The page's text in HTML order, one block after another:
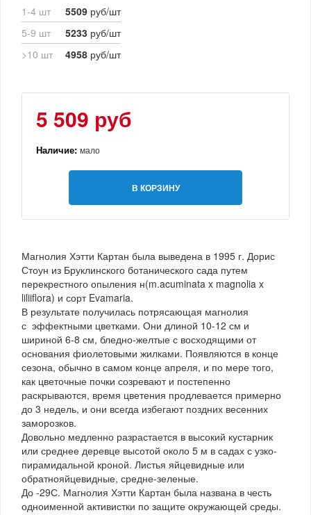
1-4 шт 5509 руб/шт
5-9 шт
5233 руб/шт
>10 шт
4958 руб/шт
5 509 руб
Наличие: мало
В КОРЗИНУ
Магнолия Хэтти Картан была выведена в 1995 г. Дорис
Стоун из Бруклинского ботанического сада путем
перекрестного опыления н(m.acuminata x magnolia x
liliiflora) и сорт Evamaria.
В результате получилась потрясающая магнолия
с эффектными цветками. Они длиной 10-12 см и
шириной 6-8 см, бледно-желтые с восходящими от
основания фиолетовыми жилками. Появляются в конце
сезона, обычно в самом конце апреля, и по мере того,
как цветочные почки созревают и постепенно
раскрываются, время цветения продлевается примерно
до 3 недель, и они всегда избегают поздних весенних
заморозков.
Довольно медленно разрастается в высокий кустарник
или среднее деревце высотой около 5 м в садах с узко-
пирамидальной кроной. Листья яйцевидные или
обратнояйцевидные, средне-зеленые.
До -29С. Магнолия Хэтти Картан была названа в честь
одноименной активистки по защите окружающей среды.